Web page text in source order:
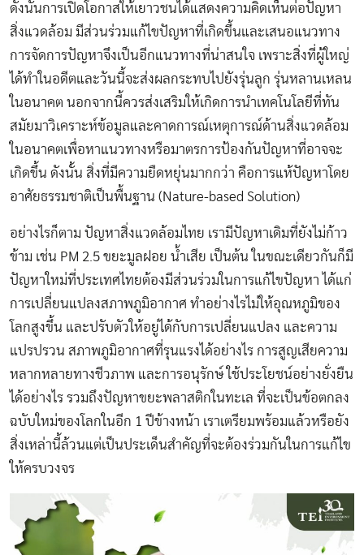
ดังนั้นการเปิดโอกาสให้เยาวชนได้แสดงความคิดเห็นต่อปัญหา
สิ่งแวดล้อม มีส่วนร่วมแก้ไขปัญหาที่เกิดขึ้นและเสนอแนวทาง
การจัดการปัญหาจึงเป็นอีกแนวทางที่น่าสนใจ เพราะสิ่งที่ผู้ใหญ่
ได้ทำในอดีตและวันนี้จะส่งผลกระทบไปยังรุ่นลูก รุ่นหลานเหลน
ในอนาคต นอกจากนี้ควรส่งเสริมให้เกิดการนำเทคโนโลยีที่ทัน
สมัยมาวิเคราะห์ข้อมูลและคาดการณ์เหตุการณ์ด้านสิ่งแวดล้อม
ในอนาคตเพื่อหาแนวทางหรือมาตรการป้องกันปัญหาที่อาจจะ
เกิดขึ้น ดังนั้น สิ่งที่มีความยืดหยุ่นมากกว่า คือการแห้ปัญหาโดย
อาศัยธรรมชาติเป็นพื้นฐาน (Nature-based Solution)
อย่างไรก็ตาม ปัญหาสิ่งแวดล้อมไทย เรามีปัญหาเดิมที่ยังไม่ก้าว
ข้าม เช่น PM 2.5 ขยะมูลฝอย น้ำเสีย เป็นต้น ในขณะเดียวกันก็มี
ปัญหาใหม่ที่ประเทศไทยต้องมีส่วนร่วมในการแก้ไขปัญหา ได้แก่
การเปลี่ยนแปลงสภาพภูมิอากาศ ทำอย่างไรไม่ให้อุณหภูมิของ
โลกสูงขึ้น และปรับตัวให้อยู่ได้กับการเปลี่ยนแปลง และความ
แปรปรวน สภาพภูมิอากาศที่รุนแรงได้อย่างไร การสูญเสียความ
หลากหลายทางชีวภาพ และการอนุรักษ์ ใช้ประโยชน์อย่างยั่งยืน
ได้อย่างไร รวมถึงปัญหาขยะพลาสติกในทะเล ที่จะเป็นข้อตกลง
ฉบับใหม่ของโลกในอีก 1 ปีข้างหน้า เราเตรียมพร้อมแล้วหรือยัง
สิ่งเหล่านี้ล้วนแต่เป็นประเด็นสำคัญที่จะต้องร่วมกันในการแก้ไข
ให้ครบวงจร